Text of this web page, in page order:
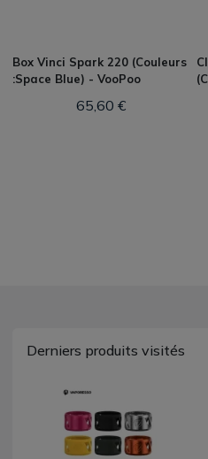
Box Vinci Spark 220 (Couleurs
:Space Blue) - VooPoo
65,60 €
Derniers produits visités